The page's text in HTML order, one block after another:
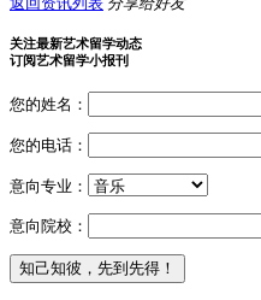
关注最新艺术留学动态
订阅艺术留学小报刊
您的姓名：
您的电话：
意向专业：
意向院校：